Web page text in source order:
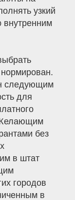
узкий
внутренним
следующим
для
Желающим
без
в штат
городов
в